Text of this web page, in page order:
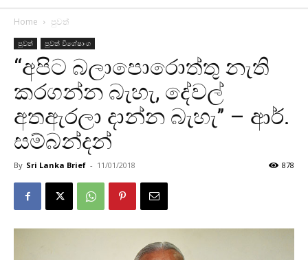
Home පුවත්
පුවත් පුවත් විශේෂාංග
‘‘අපිට බලාපොරොත්තු නැති
කරගන්න බැහැ, දේවල්
අතඇරලා දාන්න බැහැ’’ – ආර්.
සම්බන්දන්
By Sri Lanka Brief - 11/01/2018 878